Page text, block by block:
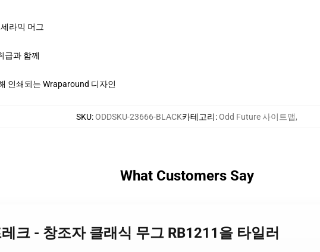
라믹 머그
급과 함께
인쇄되는 Wraparound 디자인
SKU:ODDSKU-23666-BLACK카테고리:Odd Future 사이트맵,
What Customers Say
크 - 창조자 클래식 무그 RB1211을 타일러